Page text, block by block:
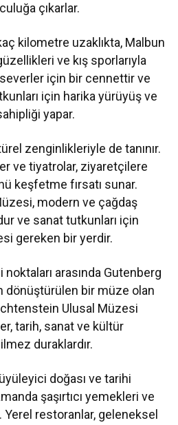
çıkarlar.
kilometre uzaklıkta, Malbun
ve kış sporlarıyla
severler için bir cennettir ve
için harika yürüyüş ve
yapar.
zenginlikleriyle de tanınır.
ve tiyatrolar, ziyaretçilere
keşfetme fırsatı sunar.
modern ve çağdaş
ve sanat tutkunları için
gereken bir yerdir.
arasında Gutenberg
dönüştürülen bir müze olan
Ulusal Müzesi
tarih, sanat ve kültür
duraklardır.
doğası ve tarihi
şaşırtıcı yemekleri ve
Yerel restoranlar, geleneksel